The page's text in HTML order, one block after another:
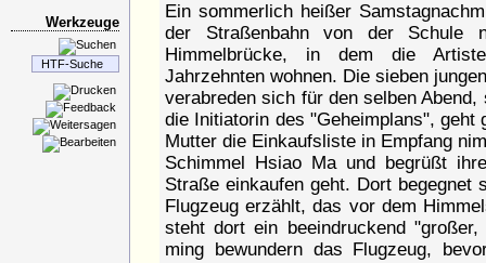
Werkzeuge
Ein sommerlich heißer
der Straßenbahn von der Schule
Himmelbrücke, in dem die
Jahrzehnten wohnen. Die sieben
verabreden sich für den selben
die Initiatorin des "Geheimplans",
Mutter die Einkaufsliste in Empfang
Schimmel Hsiao Ma und begrüßt
Straße einkaufen geht. Dort
Flugzeug erzählt, das vor dem
steht dort ein beeindruckend
ming bewundern das Flugzeug,